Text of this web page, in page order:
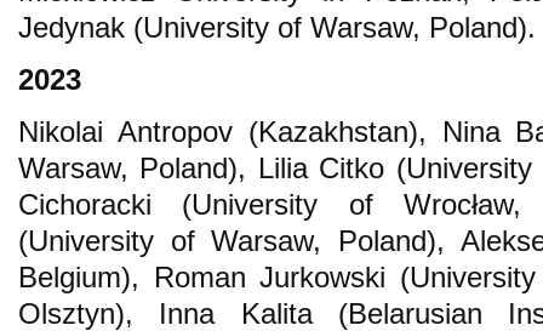
Jedynak (University of Warsaw, Poland).
2023
Nikolai Antropov (Kazakhstan), Nina
Warsaw, Poland), Lilia Citko
Cichoracki (University of
(University of Warsaw, Poland),
Belgium), Roman Jurkowski
Olsztyn), Inna Kalita (Belarusian